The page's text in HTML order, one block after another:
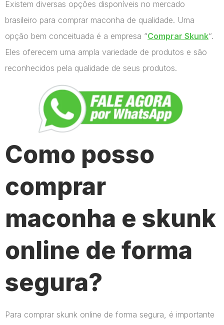
Existem diversas opções disponíveis no mercado
brasileiro para comprar maconha de qualidade. Uma
opção bem conceituada é a empresa “Comprar Skunk“.
Eles oferecem uma ampla variedade de produtos e são
reconhecidos pela qualidade de seus produtos.
Como posso
comprar
maconha e skunk
online de forma
segura?
Para comprar skunk online de forma segura, é importante